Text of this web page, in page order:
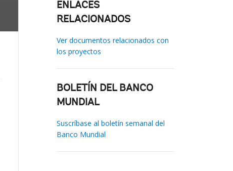
ENLACES
RELACIONADOS
Ver documentos relacionados con
los proyectos
BOLETÍN DEL BANCO
MUNDIAL
Suscríbase al boletín semanal del
Banco Mundial